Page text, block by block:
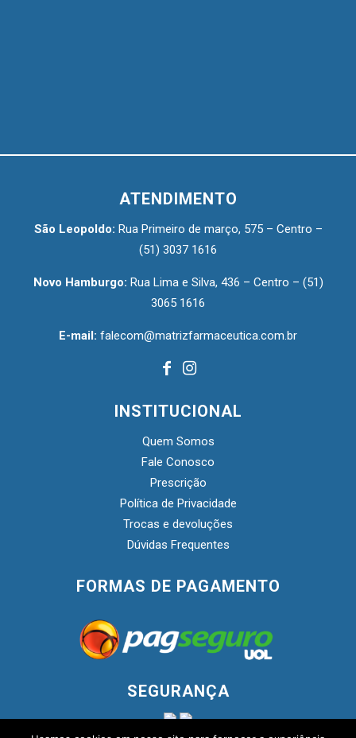
ATENDIMENTO
São Leopoldo: Rua Primeiro de março, 575 – Centro –
(51) 3037 1616
Novo Hamburgo: Rua Lima e Silva, 436 – Centro – (51)
3065 1616
E-mail: falecom@matrizfarmaceutica.com.br
INSTITUCIONAL
Quem Somos
Fale Conosco
Prescrição
Política de Privacidade
Trocas e devoluções
Dúvidas Frequentes
FORMAS DE PAGAMENTO
SEGURANÇA